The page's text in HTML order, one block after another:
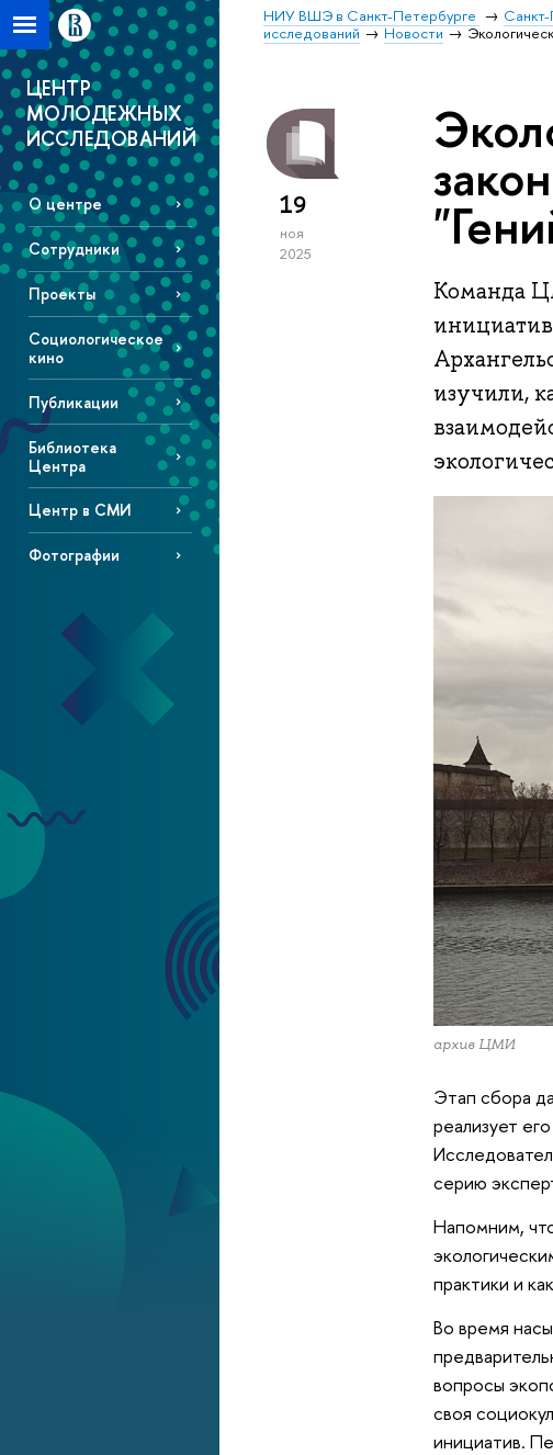
НИУ ВШЭ в Санкт-Петербурге
исследований
Новости
ЦЕНТР
МОЛОДЕЖНЫХ
ИССЛЕДОВАНИЙ
О центре
Сотрудники
Проекты
Социологическое
кино
Публикации
Библиотека
Центра
Центр в СМИ
Фотографии
19
ноя
2025
Команда
изучили,
архив ЦМИ
Этап сбора
реализует
серию
Напомним,
практики и
Во время
вопросы
своя
инициатив.